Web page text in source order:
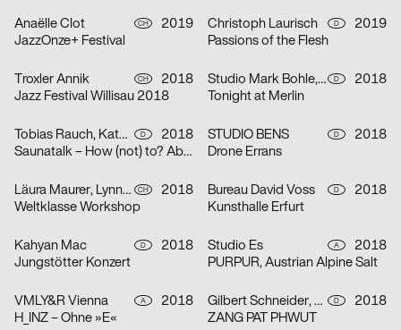
Anaëlle Clot CH
2019
JazzOnze+ Festival
Christoph Laurisch D
2019
Passions of the Flesh
Troxler Annik CH
2018
Jazz Festival Willisau 2018
Studio Mark Bohle, Kormann Raffael D
2018
Tonight at Merlin
Tobias Rauch, Kathrin Baumgartner D
2018
Saunatalk – How (not) to? Abilities – what am I capable to?
STUDIO BENS D
2018
Drone Errans
Läura Maurer, Lynne Kopp, Max Fingerhuth CH
2018
Weltklasse Workshop
Bureau David Voss D
2018
Kunsthalle Erfurt
Kahyan Mac D
2018
Jungstötter Konzert
Studio Es A
2018
PURPUR, Austrian Alpine Salt
VMLY&R Vienna A
2018
H_INZ – Ohne »E«
Gilbert Schneider, Karolina Pietrzyk, Tobias Wenig D
2018
ZANG PAT PHWUT